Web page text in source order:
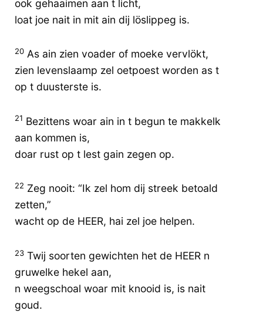
ook gehaaimen aan t licht,
loat joe nait in mit ain dij löslippeg is.
20 As ain zien voader of moeke vervlökt,
zien levenslaamp zel oetpoest worden as t
op t duusterste is.
21 Bezittens woar ain in t begun te makkelk
aan kommen is,
doar rust op t lest gain zegen op.
22 Zeg nooit: “Ik zel hom dij streek betoald
zetten,”
wacht op de HEER, hai zel joe helpen.
23 Twij soorten gewichten het de HEER n
gruwelke hekel aan,
n weegschoal woar mit knooid is, is nait
goud.